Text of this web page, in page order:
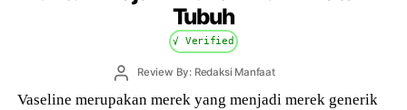
Tubuh
√ Verified
PostReview By: Redaksi Manfaat
Vaseline merupakan merek yang menjadi merek generik